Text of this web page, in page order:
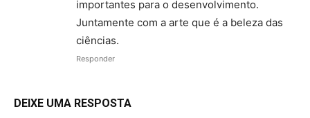
importantes para o desenvolvimento.
Juntamente com a arte que é a beleza das
ciências.
Responder
DEIXE UMA RESPOSTA